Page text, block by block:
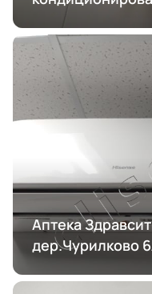
Аптека
дер.Чурилково